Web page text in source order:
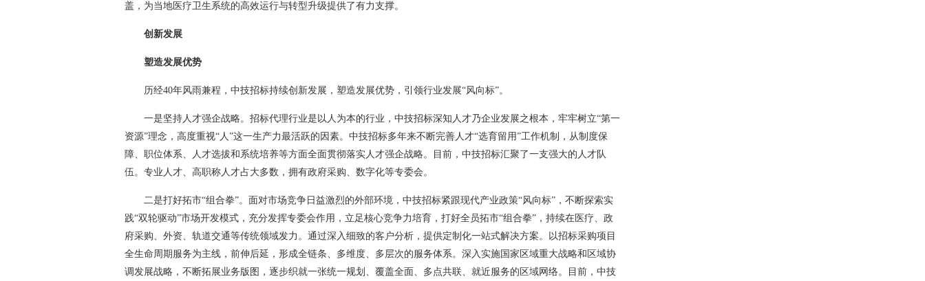
盖，为当地医疗卫生系统的高效运行与转型升级提供了有力支撑。
创新发展
塑造发展优势
历经40年风雨兼程，中技招标持续创新发展，塑造发展优势，引领行业发展“风向标”。
一是坚持人才强企战略。招标代理行业是以人为本的行业，中技招标深知人才乃企业发展之根本，牢牢树立“第一
资源”理念，高度重视“人”这一生产力最活跃的因素。中技招标多年来不断完善人才“选育留用”工作机制，从制度保
障、职位体系、人才选拔和系统培养等方面全面贯彻落实人才强企战略。目前，中技招标汇聚了一支强大的人才队
伍。专业人才、高职称人才占大多数，拥有政府采购、数字化等专委会。
二是打好拓市“组合拳”。面对市场竞争日益激烈的外部环境，中技招标紧跟现代产业政策“风向标”，不断探索实
践“双轮驱动”市场开发模式，充分发挥专委会作用，立足核心竞争力培育，打好全员拓市“组合拳”，持续在医疗、政
府采购、外资、轨道交通等传统领域发力。通过深入细致的客户分析，提供定制化一站式解决方案。以招标采购项目
全生命周期服务为主线，前伸后延，形成全链条、多维度、多层次的服务体系。深入实施国家区域重大战略和区域协
调发展战略，不断拓展业务版图，逐步织就一张统一规划、覆盖全面、多点共联、就近服务的区域网络。目前，中技